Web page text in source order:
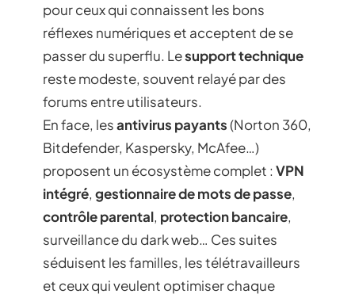
pour ceux qui connaissent les bons
réflexes numériques et acceptent de se
passer du superflu. Lesupport technique
reste modeste, souvent relayé par des
forums entre utilisateurs.
En face, lesantivirus payants(Norton 360,
Bitdefender, Kaspersky, McAfee…)
proposent un écosystème complet : VPN
intégré, gestionnaire de mots de passe,
contrôle parental, protection bancaire,
surveillance du dark web… Ces suites
séduisent les familles, les télétravailleurs
et ceux qui veulent optimiser chaque